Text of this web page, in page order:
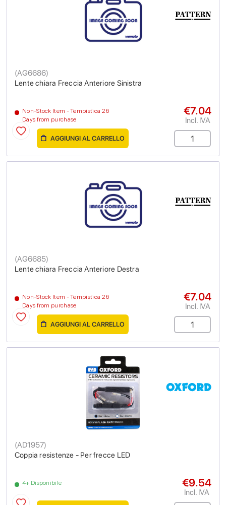
Lente chiara Freccia Anteriore Sinistra
(AG6686)
Non-Stock Item - Tempistica 26
Days from purchase
€7.04
Incl. IVA
AGGIUNGI AL CARRELLO
Lente chiara Freccia Anteriore Destra
(AG6685)
Non-Stock Item - Tempistica 26
Days from purchase
€7.04
Incl. IVA
AGGIUNGI AL CARRELLO
Coppia resistenze - Per frecce LED
(AD1957)
4+ Disponibile €9.54
Incl. IVA